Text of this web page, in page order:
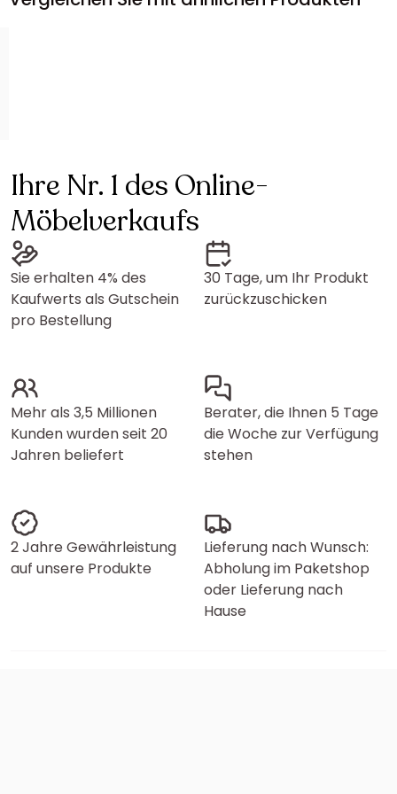
Ihre Nr. 1 des Online-
Möbelverkaufs
Sie erhalten 4% des
Kaufwerts als Gutschein
pro Bestellung
30 Tage, um Ihr Produkt
zurückzuschicken
Mehr als 3,5 Millionen
Kunden wurden seit 20
Jahren beliefert
Berater, die Ihnen 5 Tage
die Woche zur Verfügung
stehen
2 Jahre Gewährleistung
auf unsere Produkte
Lieferung nach Wunsch:
Abholung im Paketshop
oder Lieferung nach
Hause